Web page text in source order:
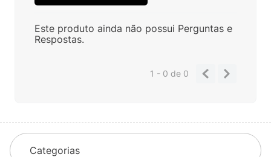
Este produto ainda não possui Perguntas e
Respostas.
1 - 0de 0
Categorias